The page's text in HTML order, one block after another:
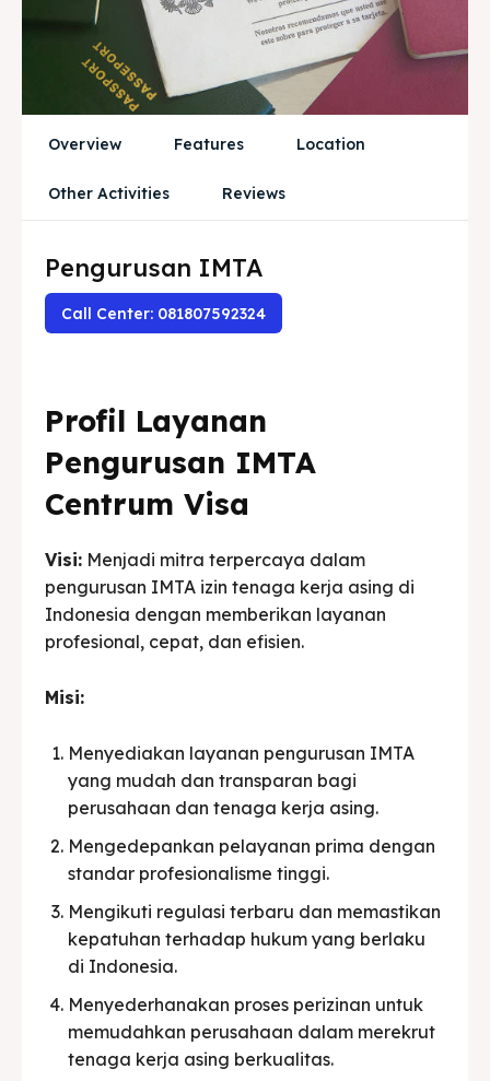
Imta
Legalisir
Asuransi
Blog
Imta
Legalisir
Asuransi
Blog
Overview Features Location
Other Activities Reviews
Pengurusan IMTA
Call Center: 081807592324
Profil Layanan
Pengurusan IMTA
Centrum Visa
Visi: Menjadi mitra terpercaya dalam
pengurusan IMTA izin tenaga kerja asing di
Indonesia dengan memberikan layanan
profesional, cepat, dan efisien.
Misi:
Menyediakan layanan pengurusan IMTA
yang mudah dan transparan bagi
perusahaan dan tenaga kerja asing.
Mengedepankan pelayanan prima dengan
standar profesionalisme tinggi.
Mengikuti regulasi terbaru dan memastikan
kepatuhan terhadap hukum yang berlaku
di Indonesia.
Menyederhanakan proses perizinan untuk
memudahkan perusahaan dalam merekrut
tenaga kerja asing berkualitas.